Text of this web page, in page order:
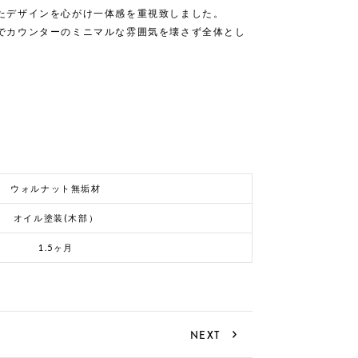
ザインを心がけ一体感を重視致しました。
ウンターのミニマルな雰囲気を壊さず全体とし
ウォルナット無垢材
オイル塗装(木部）
1.5ヶ月
NEXT